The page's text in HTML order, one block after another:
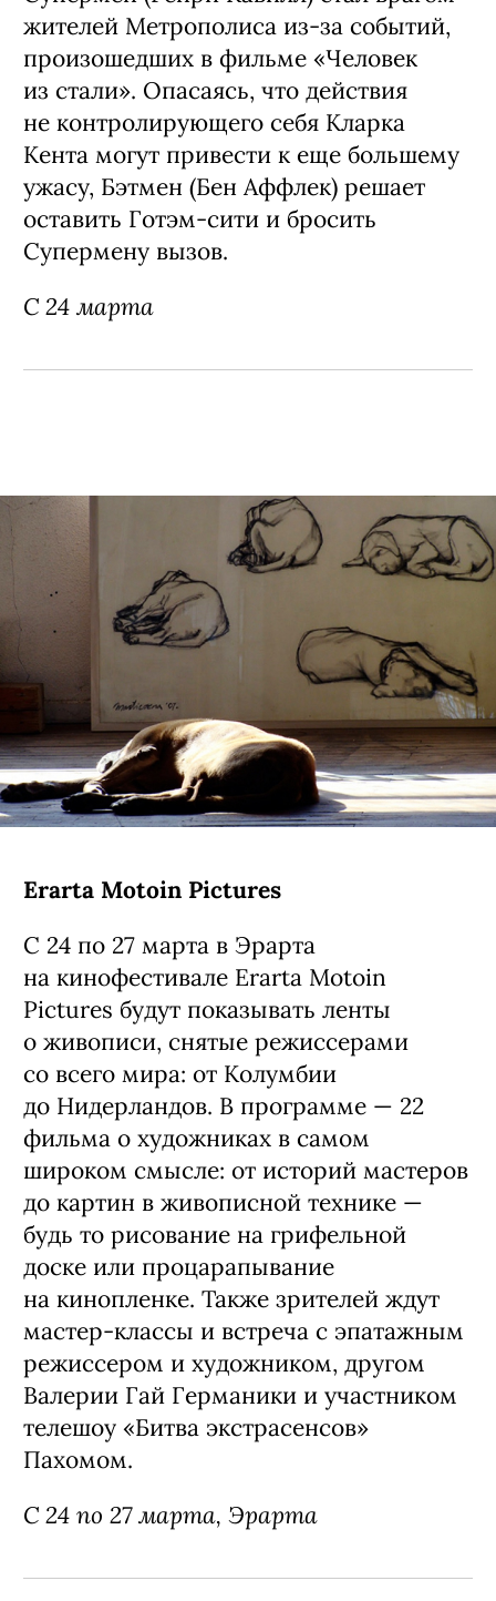
жителей Метрополиса из-за событий,
произошедших в фильме «Человек
из стали». Опасаясь, что действия
не контролирующего себя Кларка
Кента могут привести к еще большему
ужасу, Бэтмен (Бен Аффлек) решает
оставить Готэм-сити и бросить
Супермену вызов.
С 24 марта
Erarta Motoin Pictures
С 24 по 27 марта в Эрарта
на кинофестивале Erarta Motoin
Pictures будут показывать ленты
о живописи, снятые режиссерами
со всего мира: от Колумбии
до Нидерландов. В программе — 22
фильма о художниках в самом
широком смысле: от историй мастеров
до картин в живописной технике —
будь то рисование на грифельной
доске или процарапывание
на кинопленке. Также зрителей ждут
мастер-классы и встреча с эпатажным
режиссером и художником, другом
Валерии Гай Германики и участником
телешоу «Битва экстрасенсов»
Пахомом.
С 24 по 27 марта, Эрарта